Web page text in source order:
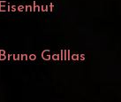
Galllas